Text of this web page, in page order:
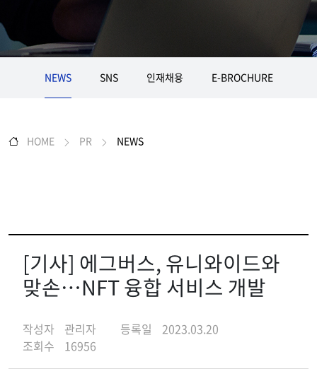
NEWS SNS 인재채용 E-BROCHURE
HOME PR NEWS
[기사] 에그버스, 유니와이드와
맞손…NFT 융합 서비스 개발
작성자 관리자 등록일
2023.03.20
조회수
16956